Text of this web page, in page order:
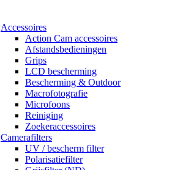
Accessoires
Action Cam accessoires
Afstandsbedieningen
Grips
LCD bescherming
Bescherming & Outdoor
Macrofotografie
Microfoons
Reiniging
Zoekeraccessoires
Camerafilters
UV / bescherm filter
Polarisatiefilter